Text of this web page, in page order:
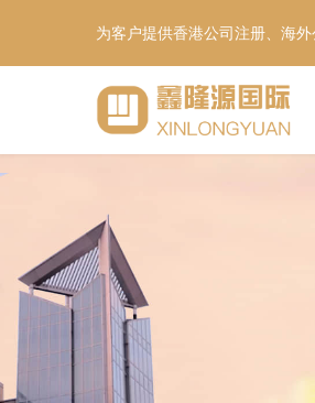
为客户提供香港公司注册、海